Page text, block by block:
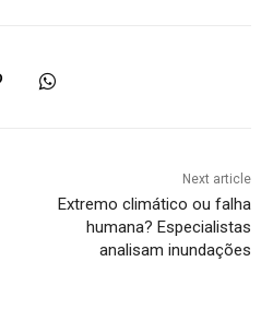
Next article
Extremo climático ou falha
humana? Especialistas
analisam inundações